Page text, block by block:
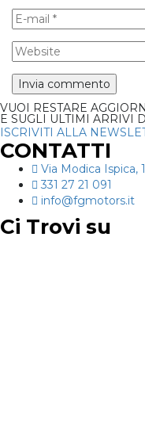
VUOI RESTARE
E SUGLI ULTIMI ARRIVI
ISCRIVITI ALLA
CONTATTI
Via Modica Ispica,
331 27 21 091
info@fgmotors.it
Ci Trovi su